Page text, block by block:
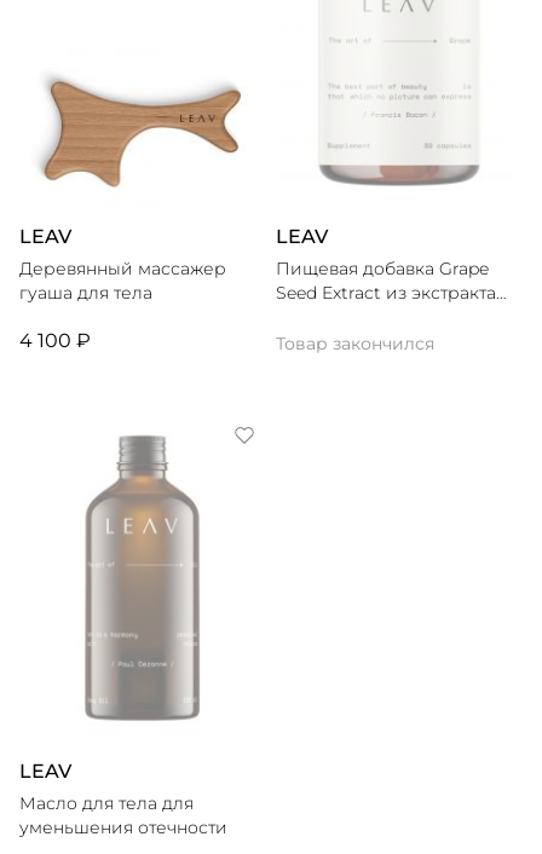
LEAV
Деревянный массажер
гуаша для тела
4 100 ₽
LEAV
Пищевая добавка Grape
Seed Extract из экстракта
Товар закончился
LEAV
Масло для тела для
уменьшения отечности